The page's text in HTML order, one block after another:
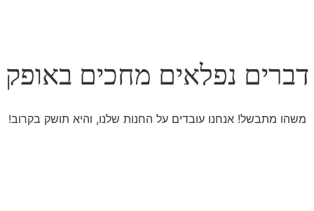
דברים נפלאים מחכים באופק
משהו מתבשל! אנחנו עובדים על החנות שלנו, והיא תושק בקרוב!